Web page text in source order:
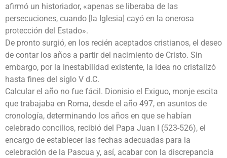
afirmó un historiador, «apenas se liberaba de las
persecuciones, cuando [la Iglesia] cayó en la o­nerosa
protección del Estado».
De pronto surgió, en los recién aceptados cristianos, el deseo
de contar los años a partir del nacimiento de Cristo. Sin
embargo, por la inestabilidad existente, la idea no cristalizó
hasta fines del siglo V d.C.
Calcular el año no fue fácil. Dionisio el Exiguo, monje escita
que trabajaba en Roma, desde el año 497, en asuntos de
cronología, determinando los años en que se habían
celebrado concilios, recibió del Papa Juan I (523-526), el
encargo de establecer las fechas adecuadas para la
celebración de la Pascua y, así, acabar con la discrepancia